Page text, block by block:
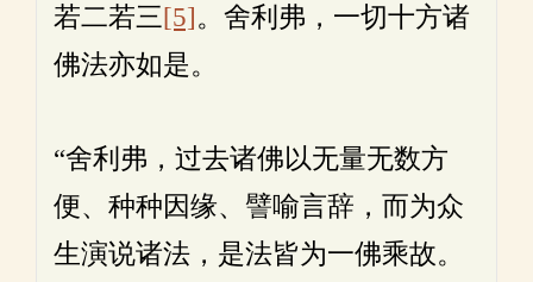
若二若三[5]。舍利弗，一切十方诸
佛法亦如是。
“舍利弗，过去诸佛以无量无数方
便、种种因缘、譬喻言辞，而为众
生演说诸法，是法皆为一佛乘故。